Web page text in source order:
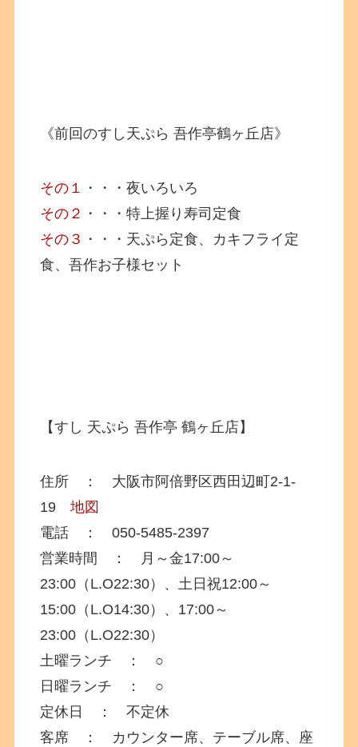
《前回のすし天ぷら 吾作亭鶴ヶ丘店》
その１ ・・・夜いろいろ
その２ ・・・特上握り寿司定食
その３ ・・・天ぷら定食、カキフライ定
食、吾作お子様セット
【すし 天ぷら 吾作亭 鶴ヶ丘店】
住所 ： 大阪市阿倍野区西田辺町2-1-
19地図
電話 ：050-5485-2397
営業時間 ： 月～金17:00～
23:00（L.O22:30）、土日祝12:00～
15:00（L.O14:30）、17:00～
23:00（L.O22:30）
土曜ランチ ： ○
日曜ランチ ： ○
定休日 ： 不定休
客席 ： カウンター席、テーブル席、座